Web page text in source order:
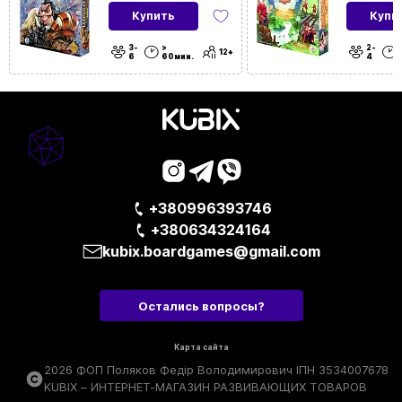
| Для подростков | Для мальчиков | Для
школьников
Для вечеринки | Дорожные |
Подарочные
Для
событий и
Для лагеря | Домашние
Купить
3-
6
>
60мин.
12+
2-
4
+380996393746
+380634324164
kubix.boardgames@gmail.com
Остались вопросы?
Карта сайта
2026 ФОП Поляков Федір Володимирович ІПН 3534007678
KUBIX – ИНТЕРНЕТ-МАГАЗИН РАЗВИВАЮЩИХ ТОВАРОВ